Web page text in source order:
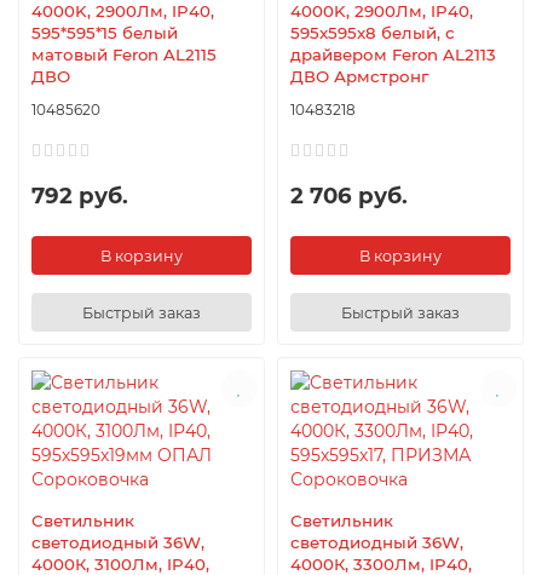
4000K, 2900Лм, IP40,
595*595*15 белый
матовый Feron AL2115
ДВО
10485620
792 руб.
В корзину
Быстрый заказ
4000K, 2900Лм, IP40,
595x595x8 белый, с
драйвером Feron AL2113
ДВО Армстронг
10483218
2 706 руб.
В корзину
Быстрый заказ
Светильник
светодиодный 36W,
4000К, 3100Лм, IP40,
Светильник
светодиодный 36W,
4000К, 3300Лм, IP40,